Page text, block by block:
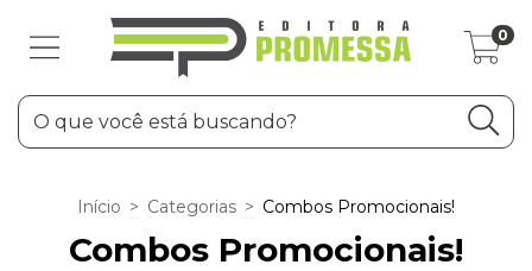
0
Início > Categorias > Combos Promocionais!
Combos Promocionais!